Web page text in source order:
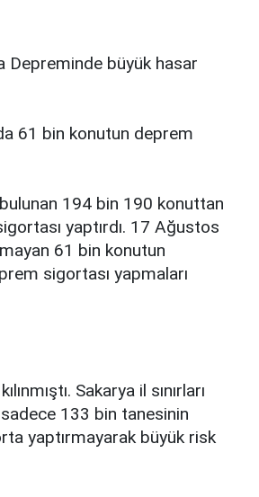
Depreminde büyük hasar
61 bin konutun deprem
194 bin 190 konuttan
yaptırdı. 17 Ağustos
61 bin konutun
sigortası yapmaları
Sakarya il sınırları
133 bin tanesinin
yaptırmayarak büyük risk